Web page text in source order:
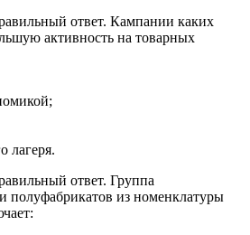
ответ. Кампании каких
активность на товарных
лагеря.
ответ. Группа
полуфабрикатов из номенклатуры